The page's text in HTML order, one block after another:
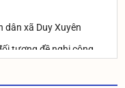
dân xã Duy Xuyên
tượng đề nghị công
theo Nghị định